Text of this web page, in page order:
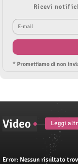
Ricevi
* Promettiamo di non
Video Leggi
Error: Nessun risultato